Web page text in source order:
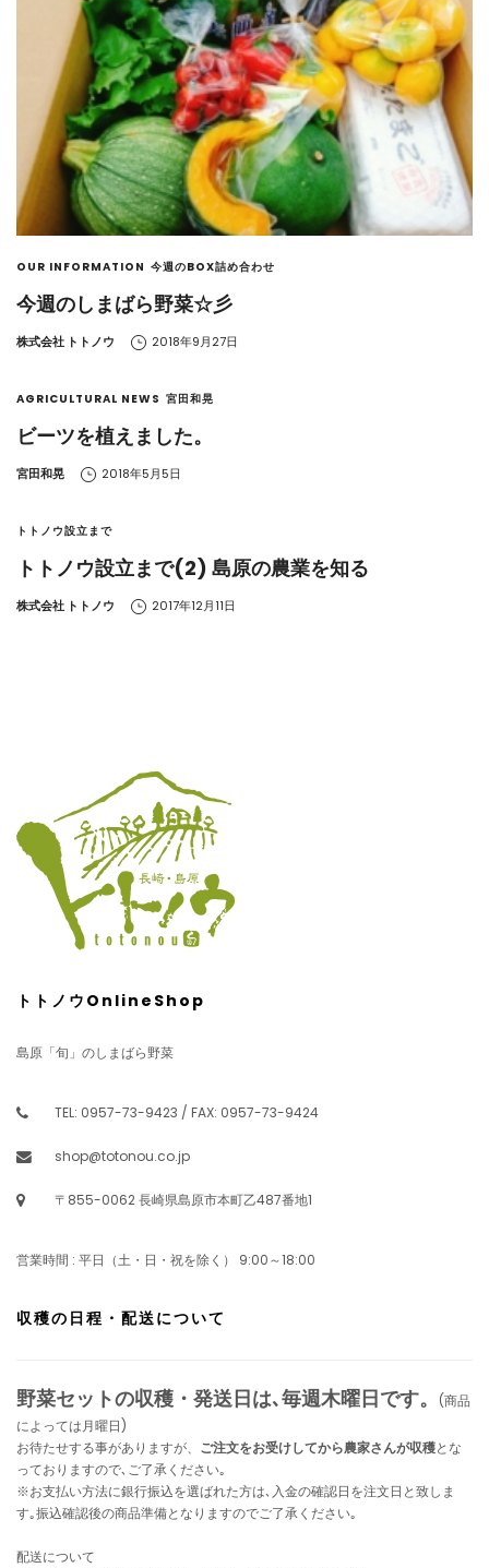
OUR INFORMATION 今週のBOX詰め合わせ
今週のしまばら野菜☆彡
by
株式会社 トトノウ 2018年9月27日
AGRICULTURAL NEWS 宮田和晃
ビーツを植えました。
by
宮田和晃 2018年5月5日
トトノウ設立まで
トトノウ設立まで(2) 島原の農業を知る
by
株式会社 トトノウ 2017年12月11日
トトノウOnlineShop
島原「旬」のしまばら野菜
TEL: 0957-73-9423 / FAX: 0957-73-9424
shop@totonou.co.jp
〒855-0062 長崎県島原市本町乙487番地1
営業時間 : 平日（土・日・祝を除く） 9:00～18:00
収穫の日程・配送について
野菜セットの収穫・発送日は､毎週木曜日です。
(商品
によっては月曜日)
お待たせする事がありますが、 ご注文をお受けしてから農家さんが収穫とな
っておりますので､ご了承ください｡
※お支払い方法に銀行振込を選ばれた方は､入金の確認日を注文日と致しま
す｡振込確認後の商品準備となりますのでご了承ください｡
配送について